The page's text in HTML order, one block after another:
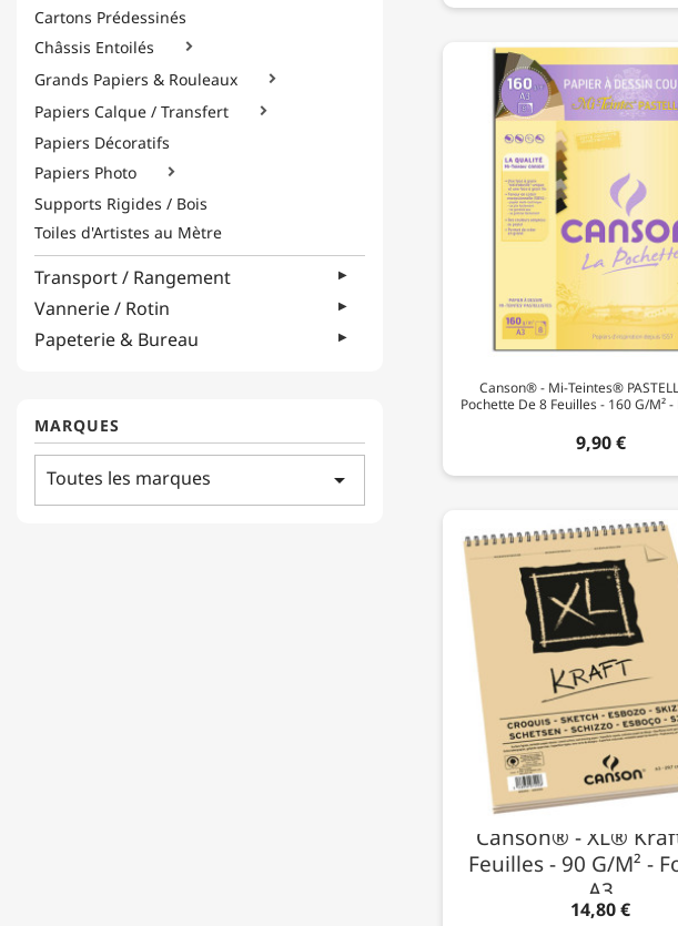
Cartons Prédessinés
Châssis Entoilés

Grands Papiers & Rouleaux 
Papiers Calque / Transfert 
Papiers Décoratifs
Papiers Photo

Supports Rigides / Bois
Toiles d'Artistes au Mètre
Transport / Rangement
Vannerie / Rotin
Papeterie & Bureau
MARQUES
Toutes les marques arrow_drop_down
Canson® - Mi-Teintes®
Pochette De 8 Feuilles - 160 G/m²
9,90 €
Canson® - XL®
Feuilles - 90 G/m² -
A3
14,80 €